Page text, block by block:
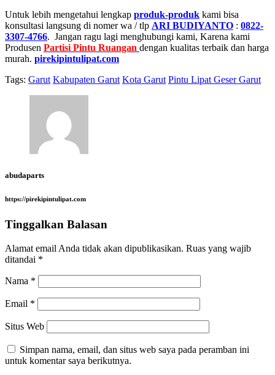
Untuk lebih mengetahui lengkap produk-produk kami bisa
konsultasi langsung di nomer wa / tlp ARI BUDIYANTO : 0822-
3307-4766. Jangan ragu lagi menghubungi kami, Karena kami
Produsen Partisi Pintu Ruangan dengan kualitas terbaik dan harga
murah. pirekipintulipat.com
Tags: Garut Kabupaten Garut Kota Garut Pintu Lipat Geser Garut
abudaparts
https://pirekipintulipat.com
Tinggalkan Balasan
Alamat email Anda tidak akan dipublikasikan. Ruas yang wajib
ditandai *
Nama *
Email *
Situs Web
Simpan nama, email, dan situs web saya pada peramban ini
untuk komentar saya berikutnya.